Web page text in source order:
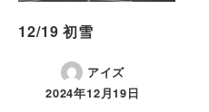
12/19 初雪
アイズ
2024年12月19日